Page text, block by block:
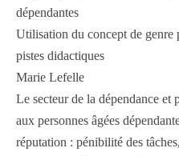
dépendantes
Utilisation du concept de genre
pistes didactiques
Marie Lefelle
Le secteur de la dépendance et
aux personnes âgées
réputation : pénibilité des